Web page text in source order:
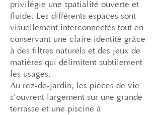
privilégie une spatialité ouverte et
fluide. Les différents espaces sont
visuellement interconnectés tout en
conservant une claire identité grâce
à des filtres naturels et des jeux de
matières qui délimitent subtilement
les usages.
Au rez-de-jardin, les pièces de vie
s’ouvrent largement sur une grande
terrasse et une piscine à